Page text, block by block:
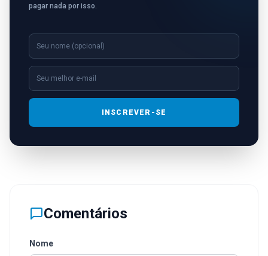
pagar nada por isso.
INSCREVER-SE
Comentários
Nome